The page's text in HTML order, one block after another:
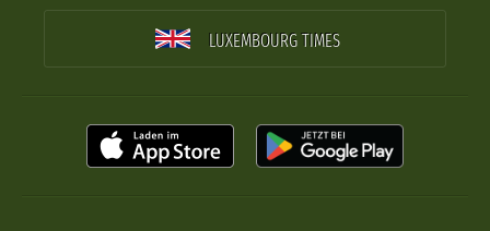
LUXEMBOURG TIMES